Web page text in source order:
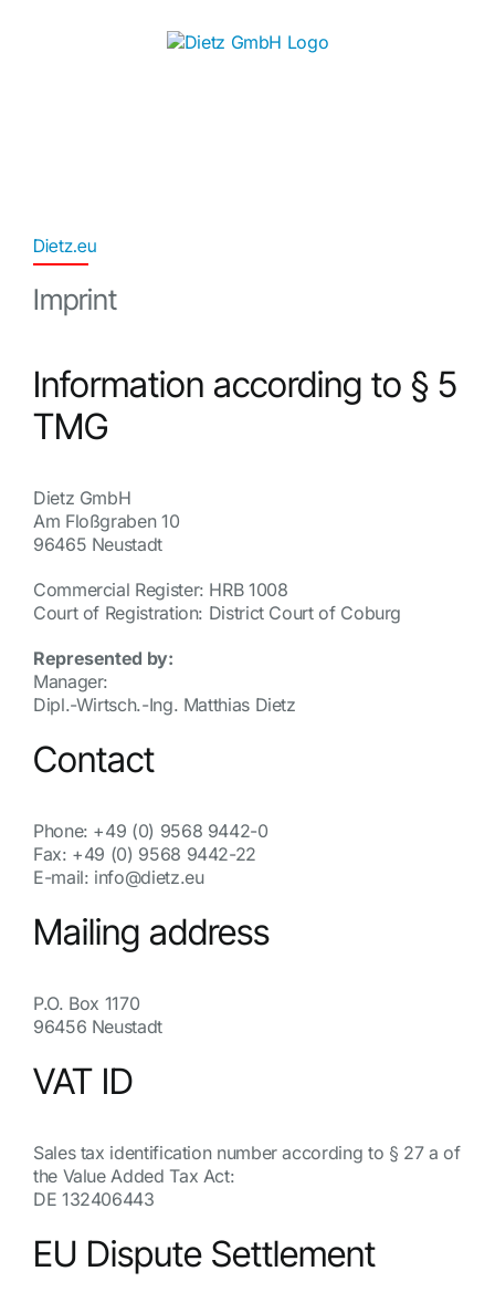
Dietz.eu
Imprint
Information according to § 5
TMG
Dietz GmbH
Am Floßgraben 10
96465 Neustadt
Commercial Register: HRB 1008
Court of Registration: District Court of Coburg
Represented by:
Manager:
Dipl.-Wirtsch.-Ing. Matthias Dietz
Contact
Phone: +49 (0) 9568 9442-0
Fax: +49 (0) 9568 9442-22
E-mail: info@dietz.eu
Mailing address
P.O. Box 1170
96456 Neustadt
VAT ID
Sales tax identification number according to § 27 a of
the Value Added Tax Act:
DE 132406443
EU Dispute Settlement